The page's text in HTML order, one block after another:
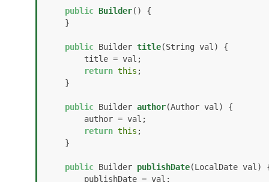
public Builder()
{
public Builder title(String val)
{
return this ;
public Builder author(Author val)
{
return this ;
public Builder publishDate(LocalDate val)